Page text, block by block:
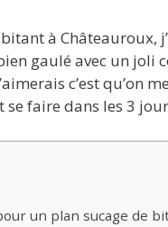
à Châteauroux,
gaulé avec un joli
c’est qu’on
faire dans les 3
un plan sucage de